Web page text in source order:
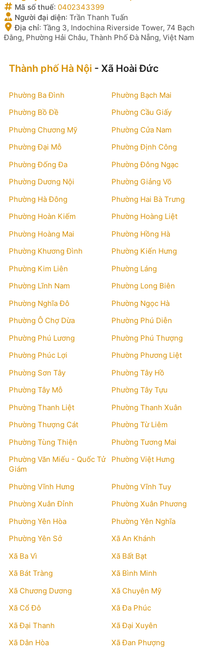
Mã số thuế: 0402343399
Người đại diện: Trần Thanh Tuấn
Địa chỉ: Tầng 3, Indochina Riverside Tower, 74 Bạch
Đằng, Phường Hải Châu, Thành Phố Đà Nẵng, Việt Nam
Thành phố Hà Nội - Xã Hoài Đức
Phường Ba Đình
Phường Bạch Mai
Phường Bồ Đề
Phường Cầu Giấy
Phường Chương Mỹ
Phường Cửa Nam
Phường Đại Mỗ
Phường Định Công
Phường Đống Đa
Phường Đông Ngạc
Phường Dương Nội
Phường Giảng Võ
Phường Hà Đông
Phường Hai Bà Trưng
Phường Hoàn Kiếm
Phường Hoàng Liệt
Phường Hoàng Mai
Phường Hồng Hà
Phường Khương Đình
Phường Kiến Hưng
Phường Kim Liên
Phường Láng
Phường Lĩnh Nam
Phường Long Biên
Phường Nghĩa Đô
Phường Ngọc Hà
Phường Ô Chợ Dừa
Phường Phú Diễn
Phường Phú Lương
Phường Phú Thượng
Phường Phúc Lợi
Phường Phương Liệt
Phường Sơn Tây
Phường Tây Hồ
Phường Tây Mỗ
Phường Tây Tựu
Phường Thanh Liệt
Phường Thanh Xuân
Phường Thượng Cát
Phường Từ Liêm
Phường Tùng Thiện
Phường Tương Mai
Phường Văn Miếu - Quốc Tử
Giám
Phường Việt Hưng
Phường Vĩnh Hưng
Phường Vĩnh Tuy
Phường Xuân Đỉnh
Phường Xuân Phương
Phường Yên Hòa
Phường Yên Nghĩa
Phường Yên Sở
Xã An Khánh
Xã Ba Vì
Xã Bất Bạt
Xã Bát Tràng
Xã Bình Minh
Xã Chương Dương
Xã Chuyên Mỹ
Xã Cổ Đô
Xã Đa Phúc
Xã Đại Thanh
Xã Đại Xuyên
Xã Dân Hòa
Xã Đan Phượng